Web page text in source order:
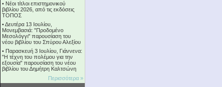
• Νέοι τίτλοι επιστημονικού
βιβλίου 2026, από τις εκδόσεις
ΤΟΠΟΣ
•Δευτέρα 13 Ιουλίου,
Μονεμβασιά: "Προδομένο
Μεσολόγγι" παρουσίαση του
νέου βιβλίου του Σπύρου Αλεξίου
• Παρασκευή 3 Ιουλίου, Γιάννενα:
"Η τέχνη του πολέμου για την
εξουσία" παρουσίαση του νέου
βιβλίου του Δημήτρη Καλτσώνη
Περισσότερα »